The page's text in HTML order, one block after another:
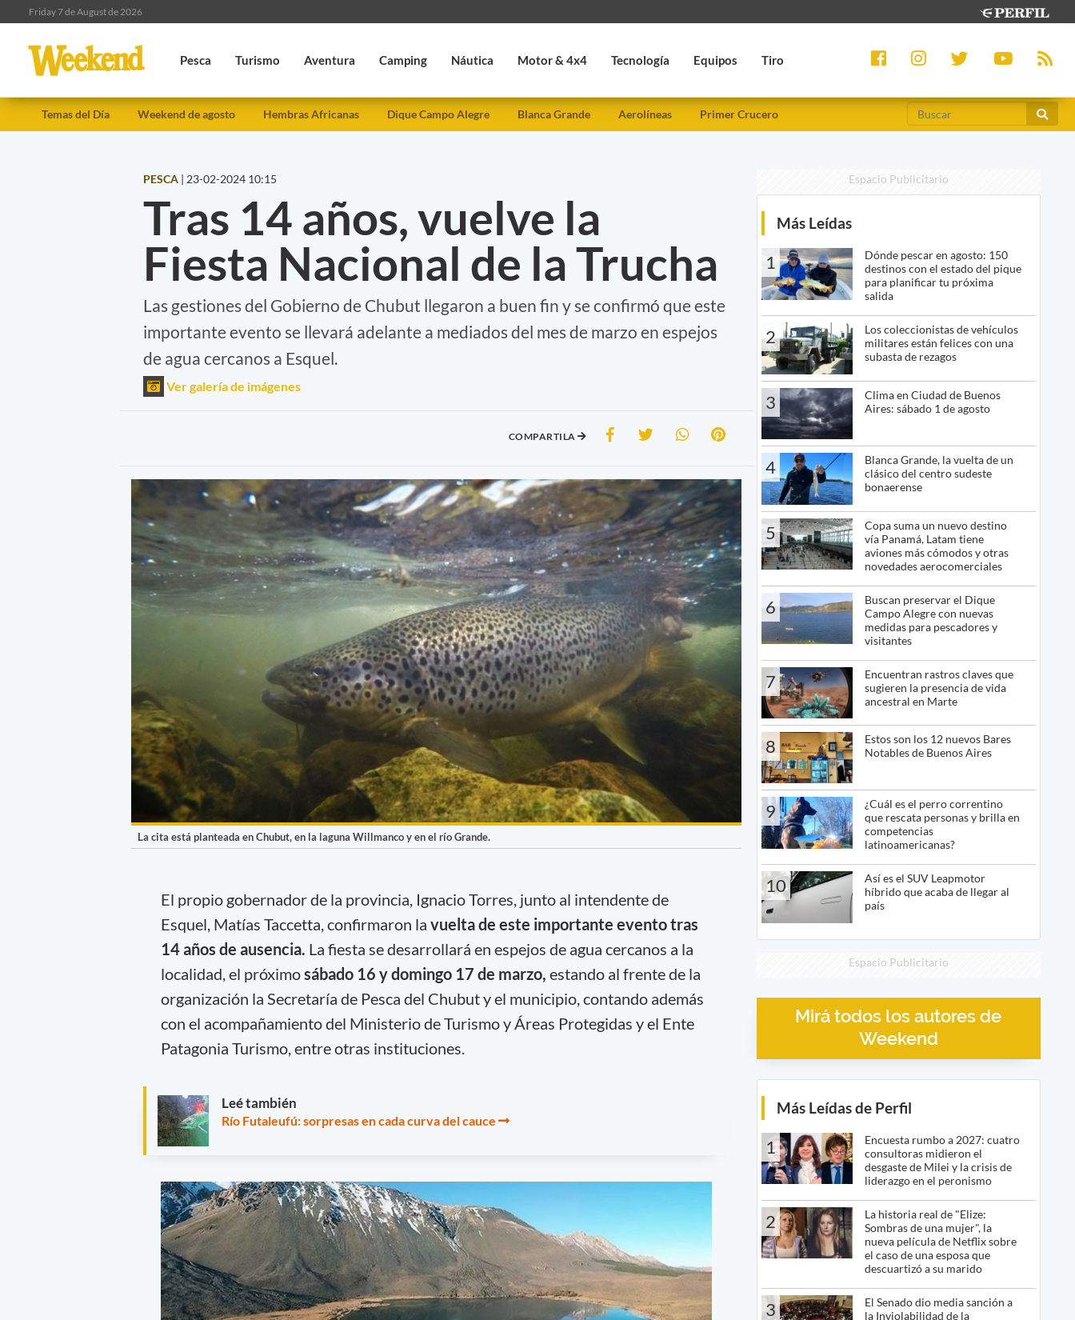
Friday 7 de August de 2026
Pesca Turismo Aventura Camping Náutica Motor & 4x4 Tecnología Equipos Tiro
Temas del Día Weekend de agosto Hembras Africanas Dique Campo Alegre Blanca Grande Aerolíneas Primer Crucero
PESCA | 23-02-2024 10:15
Tras 14 años, vuelve la
Fiesta Nacional de la Trucha
Las gestiones del Gobierno de Chubut llegaron a buen fin y se confirmó que este
importante evento se llevará adelante a mediados del mes de marzo en espejos
de agua cercanos a Esquel.
Ver galería de imágenes
COMPARTILA
La cita está planteada en Chubut, en la laguna Willmanco y en el río Grande.
El propio gobernador de la provincia, Ignacio Torres, junto al intendente de
Esquel, Matías Taccetta, confirmaron la vuelta de este importante evento tras
14 años de ausencia. La fiesta se desarrollará en espejos de agua cercanos a la
localidad, el próximosábado 16 y domingo 17 de marzo, estando al frente de la
organización la Secretaría de Pesca del Chubut y el municipio, contando además
con el acompañamiento del Ministerio de Turismo y Áreas Protegidas y el Ente
Patagonia Turismo, entre otras instituciones.
Leé también
Río Futaleufú: sorpresas en cada curva del cauce
Espacio Publicitario
Más Leídas
1
Dónde pescar en agosto: 150
destinos con el estado del pique
para planificar tu próxima
salida
2
Los coleccionistas de vehículos
militares están felices con una
subasta de rezagos
3
Clima en Ciudad de Buenos
Aires: sábado 1 de agosto
4
Blanca Grande, la vuelta de un
clásico del centro sudeste
bonaerense
5
Copa suma un nuevo destino
vía Panamá, Latam tiene
aviones más cómodos y otras
novedades aerocomerciales
6
Buscan preservar el Dique
Campo Alegre con nuevas
medidas para pescadores y
visitantes
7
Encuentran rastros claves que
sugieren la presencia de vida
ancestral en Marte
8
Estos son los 12 nuevos Bares
Notables de Buenos Aires
9
¿Cuál es el perro correntino
que rescata personas y brilla en
competencias
latinoamericanas?
10
Así es el SUV Leapmotor
híbrido que acaba de llegar al
país
Espacio Publicitario
Mirá todos los autores de
Weekend
Más Leídas de Perfil
1
Encuesta rumbo a 2027: cuatro
consultoras midieron el
desgaste de Milei y la crisis de
liderazgo en el peronismo
2
La historia real de "Elize:
Sombras de una mujer", la
nueva película de Netflix sobre
el caso de una esposa que
descuartizó a su marido
3
El Senado dio media sanción a
la Inviolabilidad de la